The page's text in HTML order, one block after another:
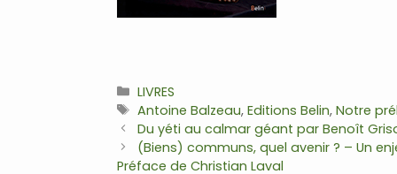
Catégories
LIVRES
Étiquettes
Antoine Balzeau,Editions Belin,Notre
Navigation
des
articles
Du yéti au calmar géant par Benoît
(Biens) communs, quel avenir ? – Un
Préface de Christian Laval